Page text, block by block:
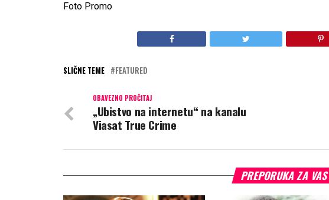
Foto Promo
SLIČNE TEME FEATURED
OBAVEZNO PROČITAJ
„Ubistvo na internetu“ na kanalu
Viasat True Crime
PREPORUKA ZA VAS